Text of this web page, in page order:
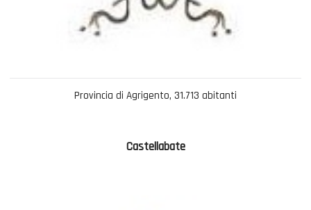
Provincia di Agrigento, 31.713 abitanti
Castellabate